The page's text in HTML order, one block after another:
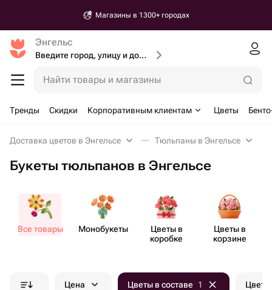
Магазины в 1300+ городах
Энгельс
Введите город, улицу и дом доставки
Найти товары и магазины
Тренды Скидки Корпоративным клиентам Цветы
Доставка цветов в Энгельсе Тюльпаны в Энгельсе
Букеты тюльпанов в Энгельсе
Все товары Моно​букеты
Цветы в
коробке
Цветы в
корзине
Цена Цветы в составе 1 Цвет